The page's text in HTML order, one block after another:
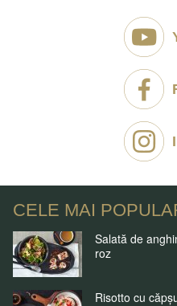
CELE MAI
Salată de
roz
Risotto cu